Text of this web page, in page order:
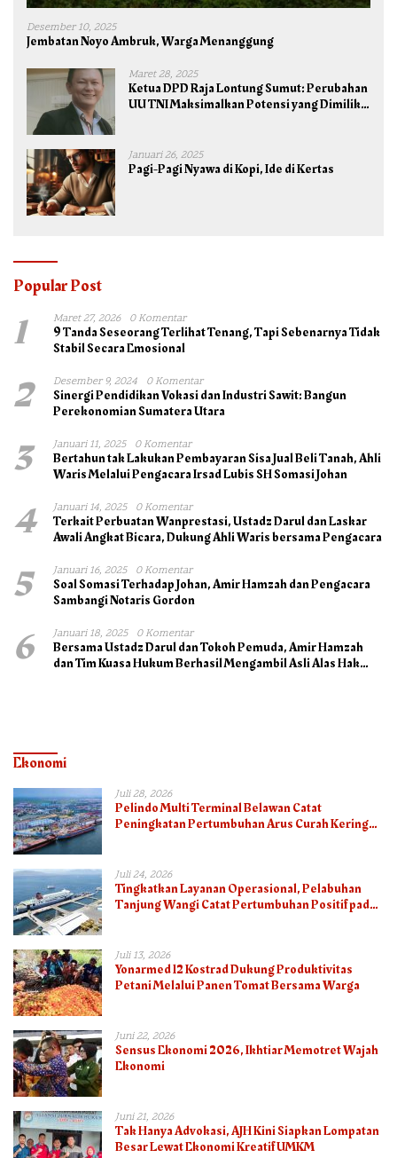
Desember 10, 2025
Jembatan Noyo Ambruk, Warga Menanggung
Maret 28, 2025
Ketua DPD Raja Lontung Sumut: Perubahan
UU TNI Maksimalkan Potensi yang Dimiliki
Januari 26, 2025
Pagi-Pagi Nyawa di Kopi, Ide di Kertas
Popular Post
1 Maret 27, 2026 0 Komentar
9 Tanda Seseorang Terlihat Tenang, Tapi Sebenarnya Tidak
Stabil Secara Emosional
2 Desember 9, 2024 0 Komentar
Sinergi Pendidikan Vokasi dan Industri Sawit: Bangun
Perekonomian Sumatera Utara
3 Januari 11, 2025 0 Komentar
Bertahun tak Lakukan Pembayaran Sisa Jual Beli Tanah, Ahli
Waris Melalui Pengacara Irsad Lubis SH Somasi Johan
4 Januari 14, 2025 0 Komentar
Terkait Perbuatan Wanprestasi, Ustadz Darul dan Laskar
Awali Angkat Bicara, Dukung Ahli Waris bersama Pengacara
5 Januari 16, 2025 0 Komentar
Soal Somasi Terhadap Johan, Amir Hamzah dan Pengacara
Sambangi Notaris Gordon
6 Januari 18, 2025 0 Komentar
Bersama Ustadz Darul dan Tokoh Pemuda, Amir Hamzah
dan Tim Kuasa Hukum Berhasil Mengambil Asli Alas Hak
Ekonomi
Juli 28, 2026
Pelindo Multi Terminal Belawan Catat
Peningkatan Pertumbuhan Arus Curah Kering
Juli 24, 2026
Tingkatkan Layanan Operasional, Pelabuhan
Tanjung Wangi Catat Pertumbuhan Positif pada
Juli 13, 2026
Yonarmed 12 Kostrad Dukung Produktivitas
Petani Melalui Panen Tomat Bersama Warga
Juni 22, 2026
Sensus Ekonomi 2026, Ikhtiar Memotret Wajah
Ekonomi
Juni 21, 2026
Tak Hanya Advokasi, AJH Kini Siapkan Lompatan
Besar Lewat Ekonomi Kreatif UMKM